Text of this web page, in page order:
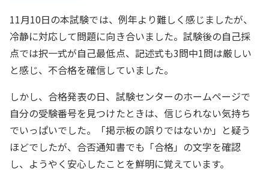
11月10日の本試験では、例年より難しく感じましたが、
冷静に対応して問題に向き合いました。試験後の自己採
点では択一式が自己最低点、記述式も3問中1問は厳しい
と感じ、不合格を確信していました。
しかし、合格発表の日、試験センターのホームページで
自分の受験番号を見つけたときは、信じられない気持ち
でいっぱいでした。「掲示板の誤りではないか」と疑う
ほどでしたが、合否通知書でも「合格」の文字を確認
し、ようやく安心したことを鮮明に覚えています。